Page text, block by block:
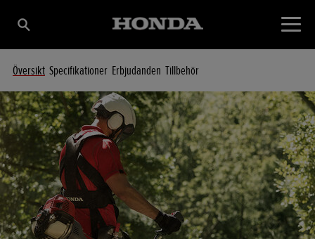
Översikt Specifikationer Erbjudanden Tillbehör